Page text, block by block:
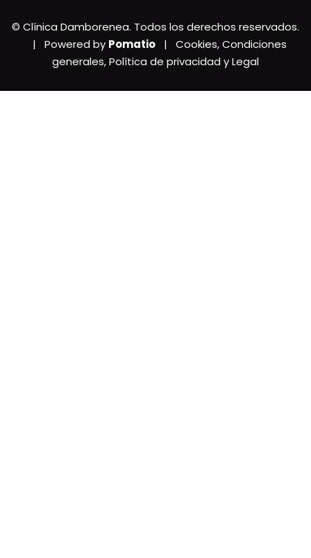
© Clínica Damborenea. Todos los derechos reservados.
| Powered by Pomatio | Cookies, Condiciones
generales, Política de privacidad y Legal